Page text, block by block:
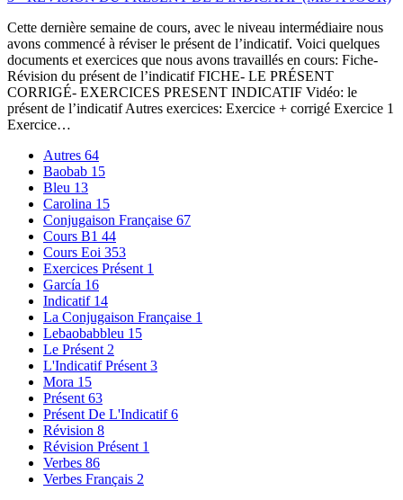
Cette dernière semaine de cours, avec le niveau intermédiaire nous
avons commencé à réviser le présent de l’indicatif. Voici quelques
documents et exercices que nous avons travaillés en cours: Fiche-
Révision du présent de l’indicatif FICHE- LE PRÉSENT
CORRIGÉ- EXERCICES PRESENT INDICATIF Vidéo: le
présent de l’indicatif Autres exercices: Exercice + corrigé Exercice 1
Exercice…
Autres 64
Baobab 15
Bleu 13
Carolina 15
Conjugaison Française 67
Cours B1 44
Cours Eoi 353
Exercices Présent 1
García 16
Indicatif 14
La Conjugaison Française 1
Lebaobabbleu 15
Le Présent 2
L'Indicatif Présent 3
Mora 15
Présent 63
Présent De L'Indicatif6
Révision 8
Révision Présent 1
Verbes 86
Verbes Français 2